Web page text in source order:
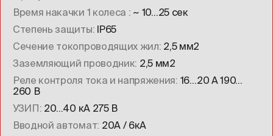
Время накачки 1 колеса
~ 10…25 сек
Степень защиты IP65
Сечение токопроводящих жил 2,5 мм2
Заземляющий проводник 2,5 мм2
Реле контроля тока и напряжения 16…20 А 190…
260 В
УЗИП 20…40 кА 275 В
Вводной автомат 20А / 6кА